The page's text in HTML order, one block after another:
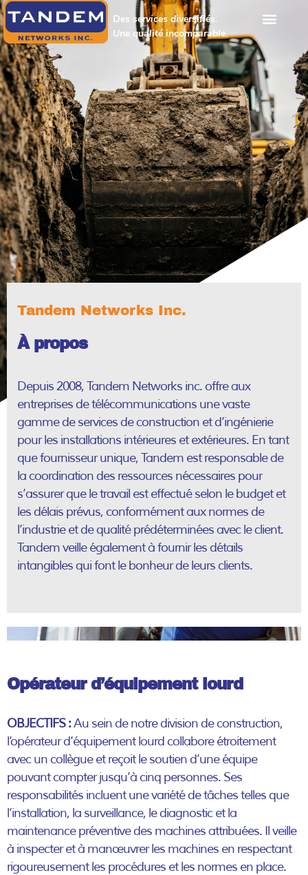
Des services diversifiés.
Une qualité incomparable.
Carrières
Postulez
maintenant !
Opérateur d’équipement lourd
OBJECTIFS :Au sein de notre division de construction,
l’opérateur d’équipement lourd collabore étroitement
avec un collègue et reçoit le soutien d’une équipe
pouvant compter jusqu’à cinq personnes. Ses
responsabilités incluent une variété de tâches telles que
l’installation, la surveillance, le diagnostic et la
maintenance préventive des machines attribuées. Il veille
à inspecter et à manœuvrer les machines en respectant
rigoureusement les procédures et les normes en place.
Tandem Networks Inc.
À propos
Depuis 2008, Tandem Networks inc. offre aux
entreprises de télécommunications une vaste
gamme de services de construction et d’ingénierie
pour les installations intérieures et extérieures. En tant
que fournisseur unique, Tandem est responsable de
la coordination des ressources nécessaires pour
s’assurer que le travail est effectué selon le budget et
les délais prévus, conformément aux normes de
l’industrie et de qualité prédéterminées avec le client.
Tandem veille également à fournir les détails
intangibles qui font le bonheur de leurs clients.